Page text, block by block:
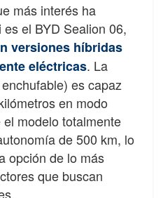
más interés ha
el BYD Sealion 06,
versiones híbridas
eléctricas. La
es capaz
en modo
modelo totalmente
de 500 km, lo
opción de lo más
que buscan